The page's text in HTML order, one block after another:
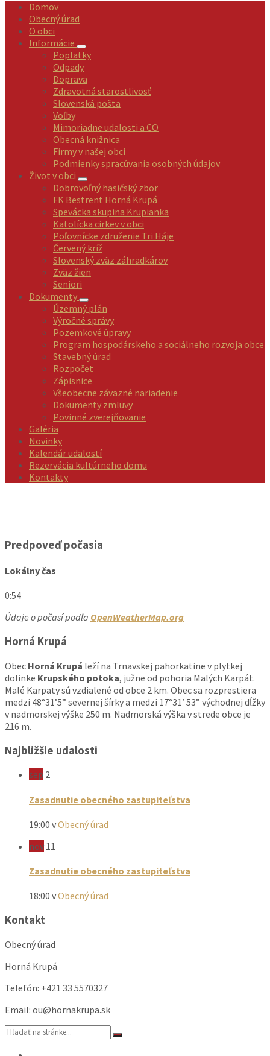
Domov
Obecný úrad
O obci
Informácie
Poplatky
Odpady
Doprava
Zdravotná starostlivosť
Slovenská pošta
Voľby
Mimoriadne udalosti a CO
Obecná knižnica
Firmy v našej obci
Podmienky spracúvania osobných údajov
Život v obci
Dobrovoľný hasičský zbor
FK Bestrent Horná Krupá
Spevácka skupina Krupianka
Katolícka cirkev v obci
Poľovnícke združenie Tri Háje
Červený kríž
Slovenský zväz záhradkárov
Zväz žien
Seniori
Dokumenty
Územný plán
Výročné správy
Pozemkové úpravy
Program hospodárskeho a sociálneho rozvoja obce
Stavebný úrad
Rozpočet
Zápisnice
Všeobecne záväzné nariadenie
Dokumenty zmluvy
Povinné zverejňovanie
Galéria
Novinky
Kalendár udalostí
Rezervácia kultúrneho domu
Kontakty
Predpoveď počasia
Lokálny čas
0:54
Údaje o počasí podľa OpenWeatherMap.org
Horná Krupá
Obec Horná Krupá leží na Trnavskej pahorkatine v plytkej
dolinke Krupského potoka, južne od pohoria Malých Karpát.
Malé Karpaty sú vzdialené od obce 2 km. Obec sa rozprestiera
medzi 48°31’5” severnej šírky a medzi 17°31′ 53” východnej dĺžky
v nadmorskej výške 250 m. Nadmorská výška v strede obce je
216 m.
Najbližšie udalosti
sep 2
Zasadnutie obecného zastupiteľstva
19:00 vObecný úrad
nov 11
Zasadnutie obecného zastupiteľstva
18:00 vObecný úrad
Kontakt
Obecný úrad
Horná Krupá
Telefón: +421 33 5570327
Email: ou@hornakrupa.sk
Vyhľadávanie: